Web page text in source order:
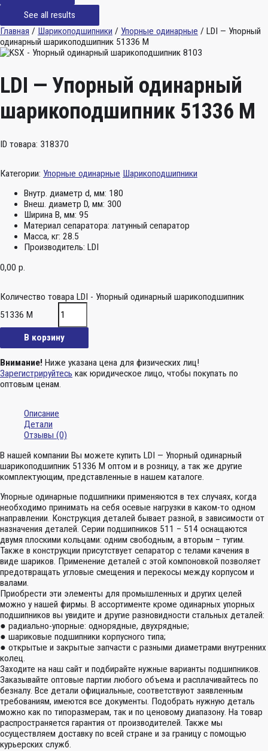
See all results
Главная / Шарикоподшипники / Упорные одинарные / LDI — Упорный
одинарный шарикоподшипник 51336 M
LDI — Упорный одинарный
шарикоподшипник 51336 M
ID товара: 318370
Категории: Упорные одинарные Шарикоподшипники
Внутр. диаметр d, мм: 180
Внеш. диаметр D, мм: 300
Ширина B, мм: 95
Материал сепаратора: латунный сепаратор
Масса, кг: 28.5
Производитель: LDI
0,00 р.
Количество товара LDI - Упорный одинарный шарикоподшипник
51336 M
В корзину
Внимание! Ниже указана цена для физических лиц!
Зарегистрируйтесь как юридическое лицо, чтобы покупать по
оптовым ценам.
Описание
Детали
Отзывы (0)
В нашей компании Вы можете купить LDI — Упорный одинарный
шарикоподшипник 51336 M оптом и в розницу, а так же другие
комплектующим, представленные в нашем каталоге.
Упорные одинарные подшипники применяются в тех случаях, когда
необходимо принимать на себя осевые нагрузки в каком-то одном
направлении. Конструкция деталей бывает разной, в зависимости от
назначения деталей. Серии подшипников 511 – 514 оснащаются
двумя плоскими кольцами: одним свободным, а вторым – тугим.
Также в конструкции присутствует сепаратор с телами качения в
виде шариков. Применение деталей с этой компоновкой позволяет
предотвращать угловые смещения и перекосы между корпусом и
валами.
Приобрести эти элементы для промышленных и других целей
можно у нашей фирмы. В ассортименте кроме одинарных упорных
подшипников вы увидите и другие разновидности стальных деталей:
● радиально-упорные: однорядные, двухрядные;
● шариковые подшипники корпусного типа;
● открытые и закрытые запчасти с разными диаметрами внутренних
колец.
Заходите на наш сайт и подбирайте нужные варианты подшипников.
Заказывайте оптовые партии любого объема и расплачивайтесь по
безналу. Все детали официальные, соответствуют заявленным
требованиям, имеются все документы. Подобрать нужную деталь
можно как по типоразмерам, так и по ценовому диапазону. На товар
распространяется гарантия от производителей. Также мы
осуществляем доставку по всей стране и за границу с помощью
курьерских служб.